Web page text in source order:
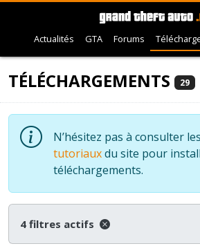
Actualités GTA Forums
TÉLÉCHARGEMENTS 29
N’hésitez pas à consulter les
tutoriauxdu site pour
téléchargements.
4 filtres actifs